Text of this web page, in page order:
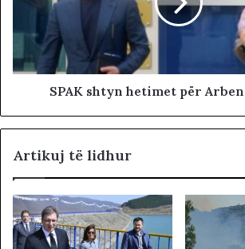
SPAK shtyn hetimet për
Artikuj të lidhur